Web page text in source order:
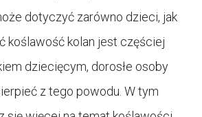
dotyczyć zarówno dzieci, jak
koślawość kolan jest częściej
dziecięcym, dorosłe osoby
z tego powodu. W tym